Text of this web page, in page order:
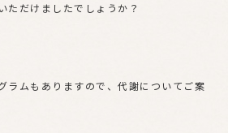
ただけましたでしょうか？
ラムもありますので、代謝についてご案